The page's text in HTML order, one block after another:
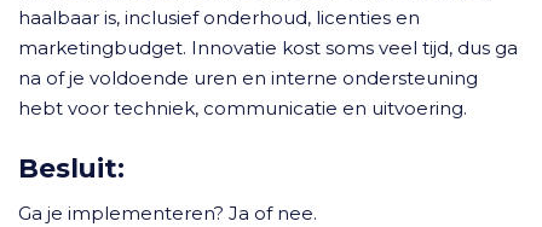
haalbaar is, inclusief onderhoud, licenties en
marketingbudget. Innovatie kost soms veel tijd, dus ga
na of je voldoende uren en interne ondersteuning
hebt voor techniek, communicatie en uitvoering.
Besluit:
Ga je implementeren? Ja of nee.